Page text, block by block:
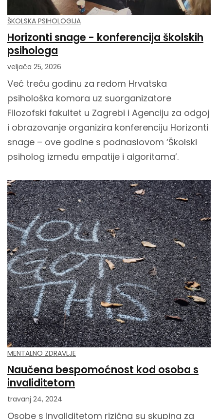
ŠKOLSKA PSIHOLOGIJA
Horizonti snage - konferencija školskih
psihologa
veljača 25, 2026
Već treću godinu za redom Hrvatska
psihološka komora uz suorganizatore
Filozofski fakultet u Zagrebi i Agenciju za odgoj
i obrazovanje organizira konferenciju Horizonti
snage – ove godine s podnaslovom ‘Školski
psiholog između empatije i algoritama’.
MENTALNO ZDRAVLJE
Naučena bespomoćnost kod osoba s
invaliditetom
travanj 24, 2024
Osobe s invaliditetom rizična su skupina za